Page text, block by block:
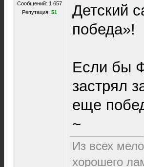
Сообщений: 1 657
Репутация: 51
Детский
победа»!
Если бы
застрял
еще
~
Из всех
хорошего